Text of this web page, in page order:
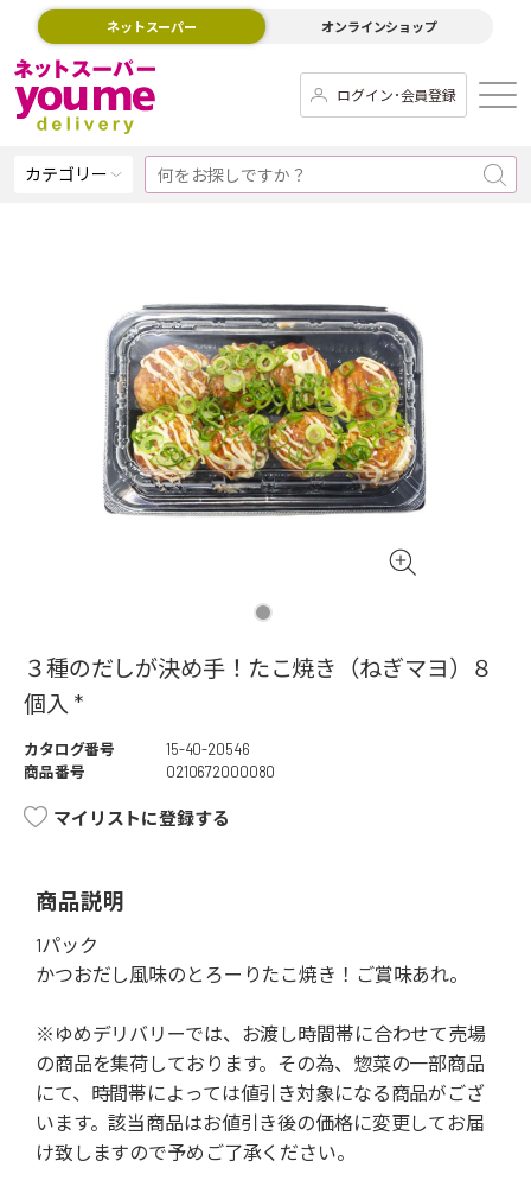
ネットスーパー オンラインショップ
ログイン･会員登録
カテゴリー
３種のだしが決め手！たこ焼き（ねぎマヨ）８
個入 *
カタログ番号
15-40-20546
商品番号
0210672000080
マイリストに登録する
商品説明
1パック
かつおだし風味のとろーりたこ焼き！ご賞味あれ。
※ゆめデリバリーでは、お渡し時間帯に合わせて売場
の商品を集荷しております。その為、惣菜の一部商品
にて、時間帯によっては値引き対象になる商品がござ
います。該当商品はお値引き後の価格に変更してお届
け致しますので予めご了承ください。